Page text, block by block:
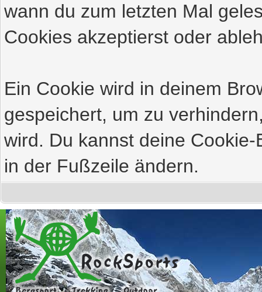
wann du zum letzten Mal
Cookies akzeptierst oder
Ein Cookie wird in deinem
gespeichert, um zu
wird. Du kannst deine
in der Fußzeile ändern.